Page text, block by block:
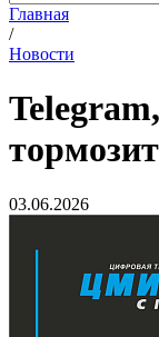
Главная
/
Новости
03.06.2026